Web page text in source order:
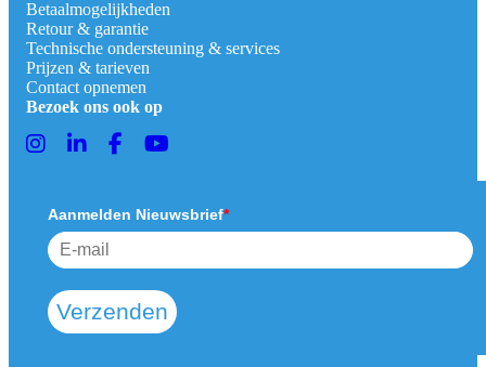
Betaalmogelijkheden
Retour & garantie
Technische ondersteuning & services
Prijzen & tarieven
Contact opnemen
Bezoek ons ook op
Aanmelden Nieuwsbrief*
Verzenden